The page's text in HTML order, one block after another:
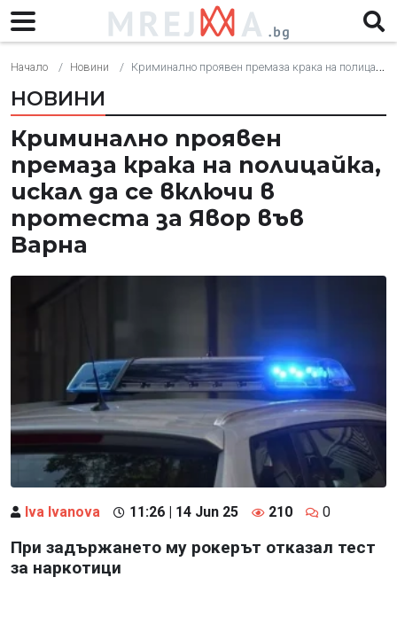
Начало Новини Криминално проявен премаза крака на полицайка, искал да се включи в протеста за Явор във Варна
НОВИНИ
Криминално проявен
премаза крака на полицайка,
искал да се включи в
протеста за Явор във
Варна
Iva Ivanova 11:26 | 14 Jun 25 210 0
При задържането му рокерът отказал тест
за наркотици